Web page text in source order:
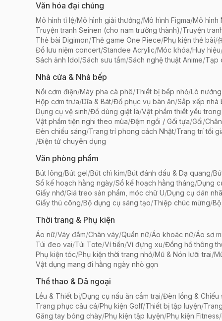
Văn hóa đại chúng
Mô hình tỉ lệ/Mô hình giải thưởng/Mô hình Figma/Mô hình
Truyện tranh Seinen (cho nam trưởng thành)/Truyện
Thẻ bài Digimon/Thẻ game One Piece/Phụ kiện thẻ bài/
Đồ lưu niệm concert/Standee Acrylic/Móc khóa/Huy hiệu
Sách ảnh Idol/Sách sưu tầm/Sách nghệ thuật Anime/Tạp
Nhà cửa & Nhà bếp
Nồi cơm điện/Máy pha cà phê/Thiết bị bếp nhỏ/Lò
Hộp cơm trưa/Dĩa & Bát/Đồ phục vụ bàn ăn/Sắp xếp nhà
Dụng cụ vệ sinh/Đồ dùng giặt là/Vật phẩm thiết yếu trong
Vật phẩm tiện nghi theo mùa/Đệm ngồi / Gối tựa/Gối/Chăn
Đèn chiếu sáng/Trang trí phong cách Nhật/Trang trí tối
/Điện tử chuyên dụng
Văn phòng phẩm
Bút lông/Bút gel/Bút chì kim/Bút đánh dấu & Dạ quang/
Sổ kế hoạch hằng ngày/Sổ kế hoạch hằng tháng/Dụng
Giấy nhớ/Giá treo sản phẩm, móc chữ U/Dụng cụ dán
Giấy thủ công/Bộ dụng cụ sáng tạo/Thiệp chúc mừng/
Thời trang & Phụ kiện
Áo nữ/Váy đầm/Chân váy/Quần nữ/Áo khoác nữ/Áo sơ mi
Túi đeo vai/Túi Tote/Ví tiền/Ví đựng xu/Đồng hồ thông
Phụ kiện tóc/Phụ kiện thời trang nhỏ/Mũ & Nón lưỡi trai/
Vật dụng mang đi hằng ngày nhỏ gọn
Thể thao & Dã ngoại
Lều & Thiết bị/Dụng cụ nấu ăn cắm trại/Đèn lồng & Chiếu
Trang phục câu cá/Phụ kiện Golf/Thiết bị tập luyện/
Găng tay bóng chày/Phụ kiện tập luyện/Phụ kiện Fitness/